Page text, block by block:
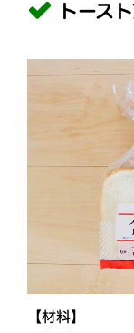
トース
【材料】